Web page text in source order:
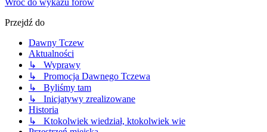
Wróć do wykazu forów
Przejdź do
Dawny Tczew
Aktualności
↳ Wyprawy
↳ Promocja Dawnego Tczewa
↳ Byliśmy tam
↳ Inicjatywy zrealizowane
Historia
↳ Ktokolwiek wiedział, ktokolwiek wie